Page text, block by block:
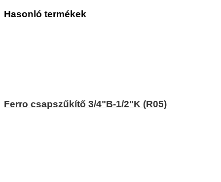
Hasonló termékek
Ferro csapszűkítő 3/4"B-1/2"K (R05)